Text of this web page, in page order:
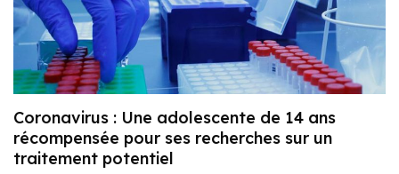
Coronavirus : Une adolescente de 14 ans
récompensée pour ses recherches sur un
traitement potentiel